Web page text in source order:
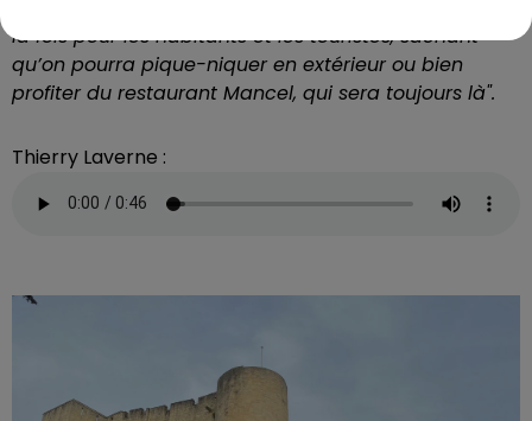
la fois pour les habitants et les touristes, sachant
qu’on pourra pique-niquer en extérieur ou bien
profiter du restaurant Mancel, qui sera toujours là".
Thierry Laverne :